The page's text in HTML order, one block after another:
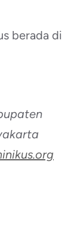
berada di